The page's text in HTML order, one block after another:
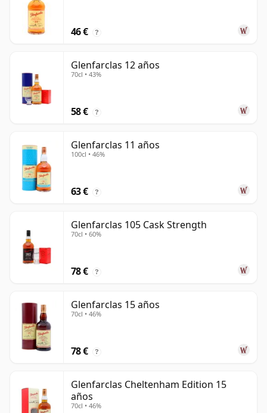
46 € ?
Glenfarclas 12 años
70cl • 43%
58 € ?
Glenfarclas 11 años
100cl • 46%
63 € ?
Glenfarclas 105 Cask Strength
70cl • 60%
78 € ?
Glenfarclas 15 años
70cl • 46%
78 € ?
Glenfarclas Cheltenham Edition 15
años
70cl • 46%